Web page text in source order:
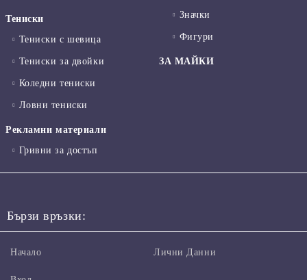
Тениски
Тениски с шевица
Тениски за двойки
Коледни тениски
Ловни тениски
Рекламни материали
Гривни за достъп
Значки
Фигури
ЗА МАЙКИ
Бързи връзки:
Начало Лични Данни